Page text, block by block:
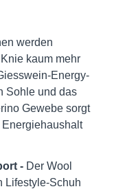
werden
kaum mehr
Energy-
Sohle und das
Gewebe sorgt
- Der Wool
Lifestyle-Schuh